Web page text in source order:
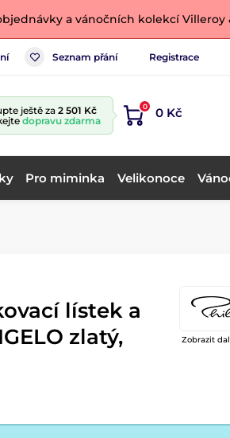
a vánočních kolekcí Villeroy
Seznam přání Registrace
ještě za 2 501 Kč
dopravu zdarma
0 0 Kč
Pro miminka Velikonoce
Zobrazit
lístek a
zlatý,